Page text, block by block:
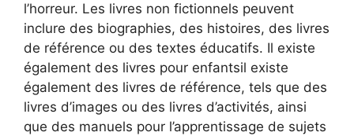
l’horreur. Les livres non fictionnels peuvent
inclure des biographies, des histoires, des livres
de référence ou des textes éducatifs. Il existe
également des livres pour enfantsil existe
également des livres de référence, tels que des
livres d’images ou des livres d’activités, ainsi
que des manuels pour l’apprentissage de sujets